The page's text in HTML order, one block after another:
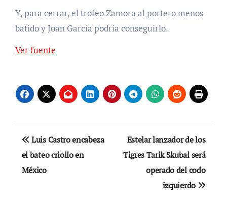
Y, para cerrar, el trofeo Zamora al portero menos
batido y Joan García podría conseguirlo.
Ver fuente
Navegación
de
entradas
Luis Castro encabeza
el bateo criollo en
México
Estelar lanzador de los
Tigres Tarik Skubal será
operado del codo
izquierdo